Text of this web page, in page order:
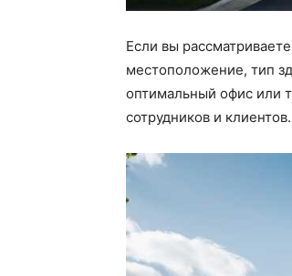
Если вы
местоположение, тип
оптимальный офис или
сотрудников и клиентов.